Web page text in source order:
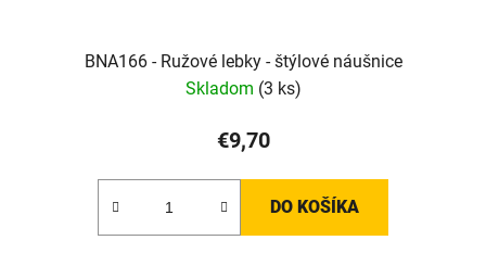
BNA166 - Ružové lebky - štýlové náušnice
Skladom (3 ks)
€9,70
DO KOŠÍKA